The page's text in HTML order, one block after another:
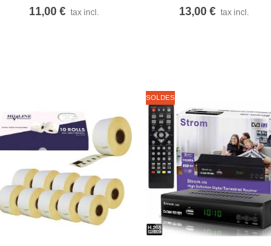
Rubans...
11,00 € tax incl. 13,00 € tax incl.
SOLDES